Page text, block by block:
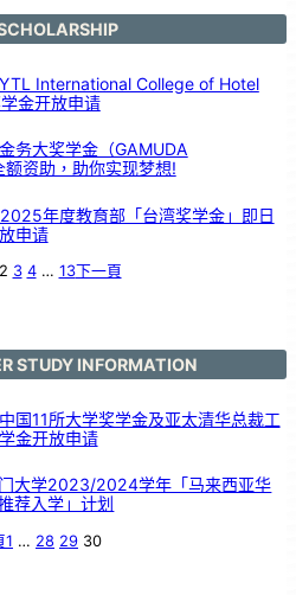
YTL International College of Hotel
金开放申请
务大奖学金（GAMUDA
资助，助你实现梦想!
2025年度教育部「台湾奖学金」即日
申请
2 3 4 … 13下一頁
STUDY INFORMATION
国11所大学奖学金及亚太清华总裁工
金开放申请
门大学2023/2024学年「马来西亚华
荐入学」计划
1 … 28 29 30